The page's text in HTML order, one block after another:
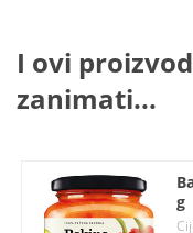
I ovi
zanimati...
g